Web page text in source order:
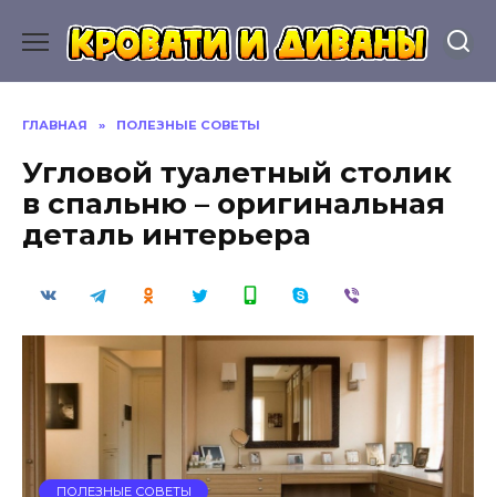
содержанию
ГЛАВНАЯ » ПОЛЕЗНЫЕ СОВЕТЫ
Угловой туалетный столик
в спальню – оригинальная
деталь интерьера
ПОЛЕЗНЫЕ СОВЕТЫ